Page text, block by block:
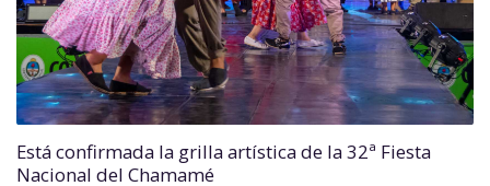
Está confirmada la grilla artística de la 32ª Fiesta
Nacional del Chamamé